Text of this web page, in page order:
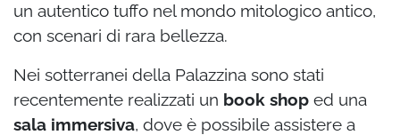
un autentico tuffo nel mondo mitologico antico,
con scenari di rara bellezza.
Nei sotterranei della Palazzina sono stati
recentemente realizzati un book shop ed una
sala immersiva, dove è possibile assistere a